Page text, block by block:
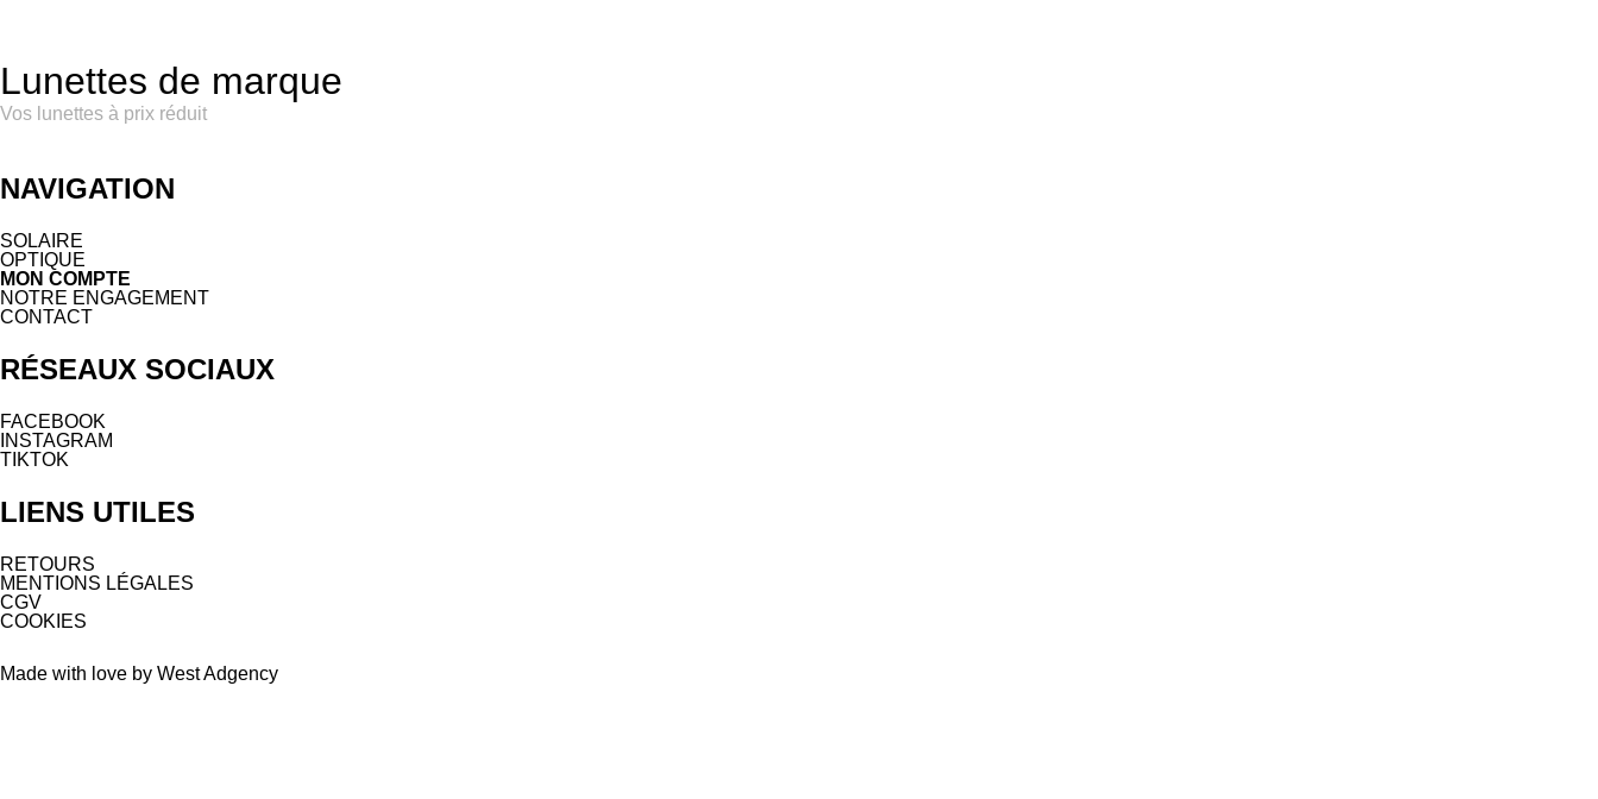
Lunettes de marque
Vos lunettes à prix réduit
NAVIGATION
SOLAIRE
OPTIQUE
MON COMPTE
NOTRE ENGAGEMENT
CONTACT
RÉSEAUX SOCIAUX
FACEBOOK
INSTAGRAM
TIKTOK
LIENS UTILES
RETOURS
MENTIONS LÉGALES
CGV
COOKIES
Made with love by West Adgency